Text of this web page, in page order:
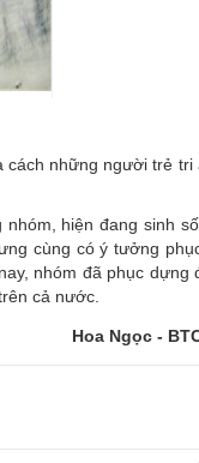
cách những người trẻ tri
hiện đang sinh
cùng có ý tưởng
nhóm đã phục dựng
cả nước.
Hoa Ngọc -